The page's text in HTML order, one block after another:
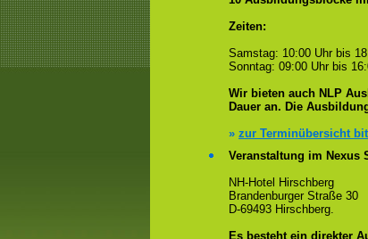
Zeiten:
Samstag: 10:00 Uhr bis
Sonntag: 09:00 Uhr bis
Wir bieten auch NLP
Dauer an. Die
» zur Terminübersicht
Veranstaltung im Nexus
NH-Hotel Hirschberg
Brandenburger Straße 30
D-69493 Hirschberg.
Es besteht ein direkter